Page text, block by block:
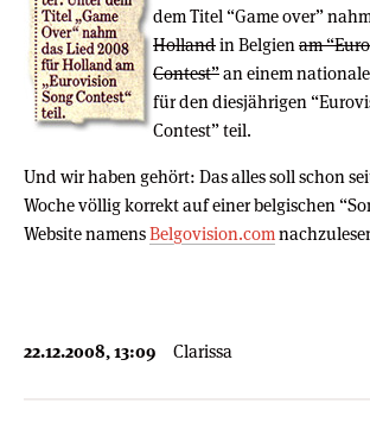
dem Titel “Game over”
Hollandin Belgien am
Contest”an einem
für den diesjährigen
Contest” teil.
Und wir haben gehört: Das alles soll schon
Woche völlig korrekt auf einer belgischen
Website namensBelgovision.com
22.12.2008, 13:09 Clarissa